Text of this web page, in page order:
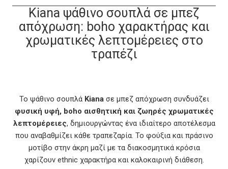
Kiana ψάθινο σουπλά σε μπεζ
απόχρωση: boho χαρακτήρας και
χρωματικές λεπτομέρειες στο
τραπέζι
Το ψάθινο σουπλά Kianaσε μπεζ απόχρωση συνδυάζει
φυσική υφή, boho αισθητική και ζωηρές χρωματικές
λεπτομέρειες, δημιουργώντας ένα ιδιαίτερο αποτέλεσμα
που αναβαθμίζει κάθε τραπεζαρία. Το φούξια και πράσινο
μοτίβο στην άκρη μαζί με τα διακοσμητικά κρόσια
χαρίζουν ethnic χαρακτήρα και καλοκαιρινή διάθεση.